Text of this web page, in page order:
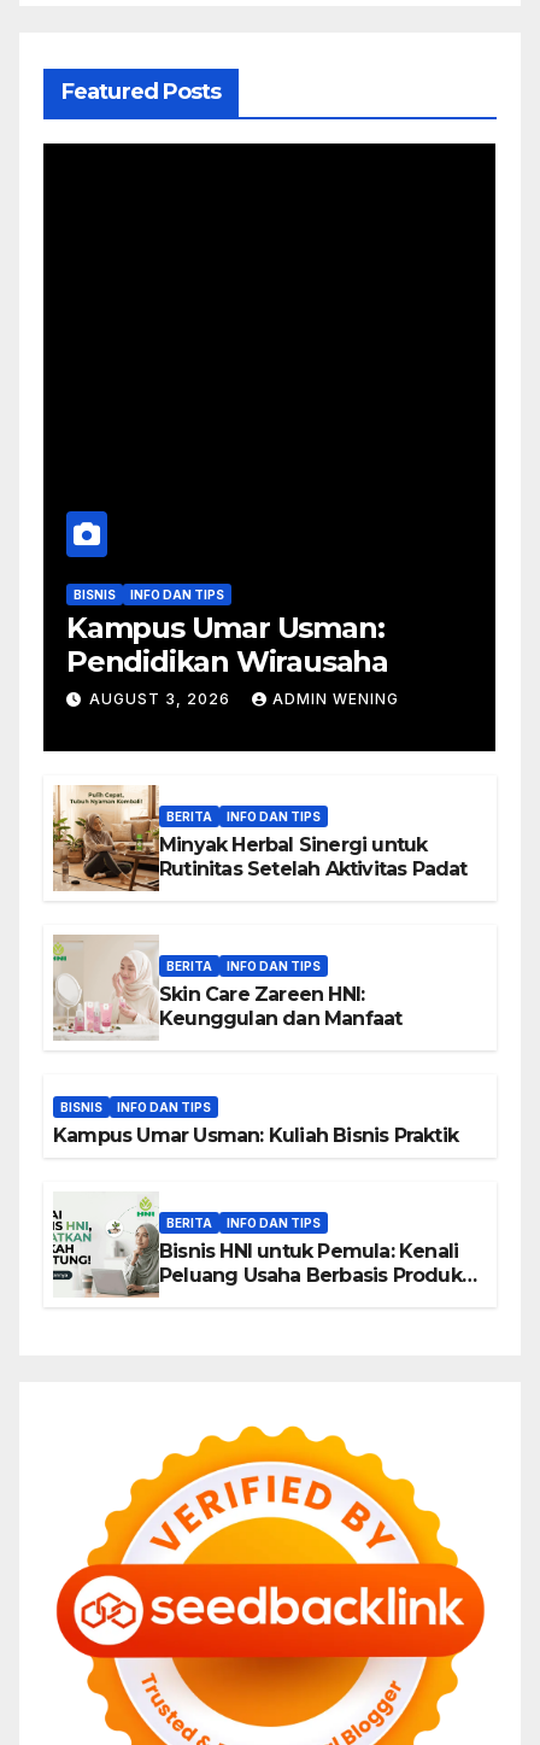
Featured Posts
BISNIS INFO DAN TIPS
Kampus Umar Usman:
Pendidikan Wirausaha
AUGUST 3, 2026 ADMIN WENING
BERITA INFO DAN TIPS
Minyak Herbal Sinergi untuk
Rutinitas Setelah Aktivitas Padat
BERITA INFO DAN TIPS
Skin Care Zareen HNI:
Keunggulan dan Manfaat
BISNIS INFO DAN TIPS
Kampus Umar Usman: Kuliah Bisnis Praktik
BERITA INFO DAN TIPS
Bisnis HNI untuk Pemula: Kenali
Peluang Usaha Berbasis Produk,